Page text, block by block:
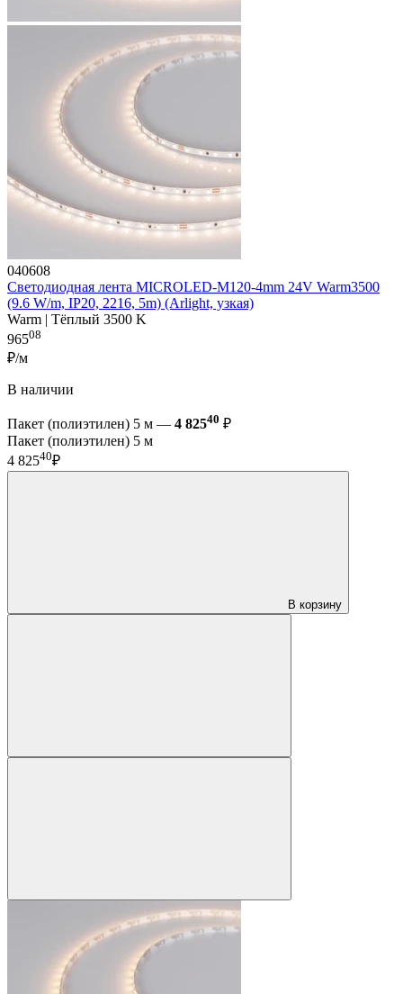
040608
Светодиодная лента MICROLED-M120-4mm 24V Warm3500
(9.6 W/m, IP20, 2216, 5m) (Arlight, узкая)
Warm | Тёплый 3500 K
96508
₽/м
В наличии
Пакет (полиэтилен) 5 м — 4 82540 ₽
Пакет (полиэтилен) 5 м
4 82540₽
В корзину